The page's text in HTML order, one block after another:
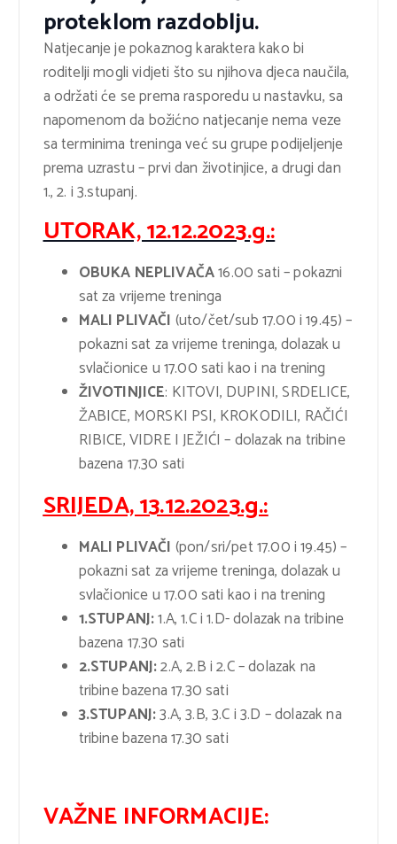
proteklom razdoblju.
Natjecanje je pokaznog karaktera kako bi
roditelji mogli vidjeti što su njihova djeca naučila,
a održati će se prema rasporedu u nastavku, sa
napomenom da božićno natjecanje nema veze
sa terminima treninga već su grupe podijeljenje
prema uzrastu – prvi dan životinjice, a drugi dan
1., 2. i 3.stupanj.
UTORAK, 12.12.2023.g.:
OBUKA NEPLIVAČA16.00 sati – pokazni
sat za vrijeme treninga
MALI PLIVAČI (uto/čet/sub 17.00 i 19.45) –
pokazni sat za vrijeme treninga, dolazak u
svlačionice u 17.00 sati kao i na trening
ŽIVOTINJICE: KITOVI, DUPINI, SRDELICE,
ŽABICE, MORSKI PSI, KROKODILI, RAČIĆI
RIBICE, VIDRE I JEŽIĆI – dolazak na tribine
bazena 17.30 sati
SRIJEDA, 13.12.2023.g.:
MALI PLIVAČI (pon/sri/pet 17.00 i 19.45) –
pokazni sat za vrijeme treninga, dolazak u
svlačionice u 17.00 sati kao i na trening
1.STUPANJ:1.A, 1.C i 1.D- dolazak na tribine
bazena 17.30 sati
2.STUPANJ:2.A, 2.B i 2.C – dolazak na
tribine bazena 17.30 sati
3.STUPANJ:3.A, 3.B, 3.C i 3.D – dolazak na
tribine bazena 17.30 sati
VAŽNE INFORMACIJE: